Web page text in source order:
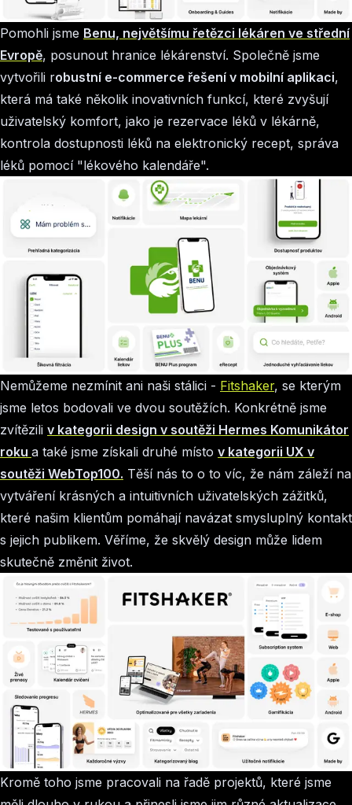
Pomohli jsme Benu, největšímu řetězci lékáren ve střední
Evropě, posunout hranice lékárenství. Společně jsme
vytvořili robustní e-commerce řešení v mobilní aplikaci,
která má také několik inovativních funkcí, které zvyšují
uživatelský komfort, jako je rezervace léků v lékárně,
kontrola dostupnosti léků na elektronický recept, správa
léků pomocí "lékového kalendáře".
Nemůžeme nezmínit ani naši stálici - Fitshaker, se kterým
jsme letos bodovali ve dvou soutěžích. Konkrétně jsme
zvítězili v kategorii design v soutěži Hermes Komunikátor
roku a také jsme získali druhé místo v kategorii UX v
soutěži WebTop100. Těší nás to o to víc, že nám záleží na
vytváření krásných a intuitivních uživatelských zážitků,
které našim klientům pomáhají navázat smysluplný kontakt
s jejich publikem. Věříme, že skvělý design může lidem
skutečně změnit život.
Kromě toho jsme pracovali na řadě projektů, které jsme